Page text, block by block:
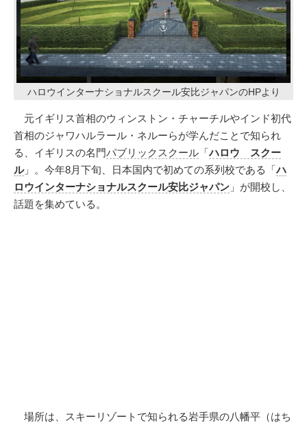
ハロウインターナショナルスクール安比ジャパンのHPより
元イギリス首相のウィンストン・チャーチルやインド初代
首相のジャワハルラール・ネルーらが学んだことで知られ
る、イギリスの名門パブリックスクール 「ハロウ スクー
ル」。今年8月下旬、日本国内で初めての系列校である「ハ
ロウインターナショナルスクール安比ジャパン 」が開校し、
話題を集めている。
場所は、スキーリゾートで知られる岩手県の八幡平（はち